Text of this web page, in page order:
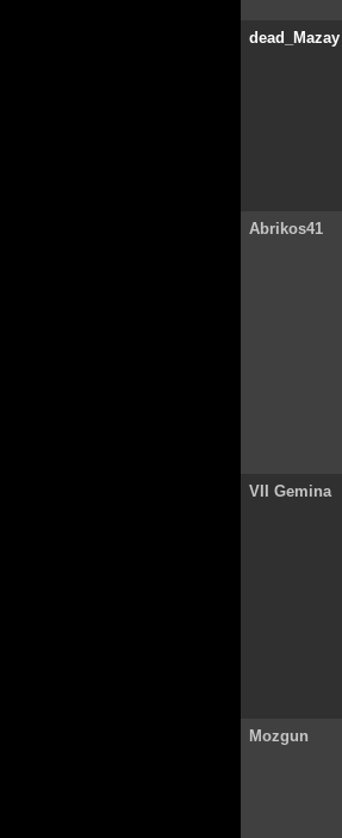
dead_Mazay
Abrikos41
VII Gemina
Mozgun